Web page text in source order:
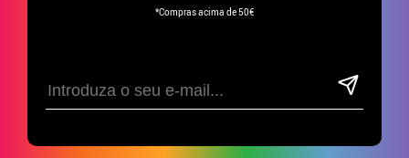
*Compras acima de 50€